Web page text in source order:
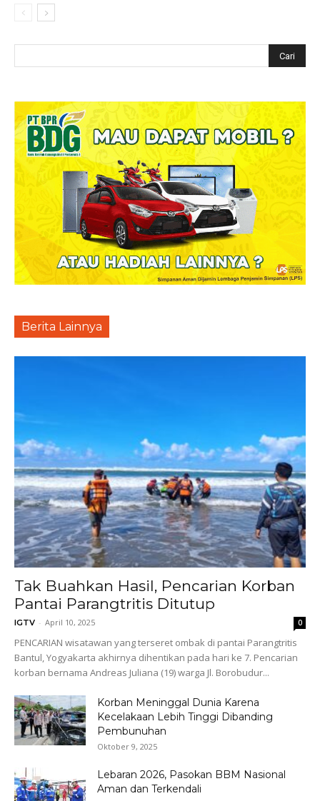
Berita Lainnya
Tak Buahkan Hasil, Pencarian Korban
Pantai Parangtritis Ditutup
IGTV - April 10, 2025 0
PENCARIAN wisatawan yang terseret ombak di pantai Parangtritis
Bantul, Yogyakarta akhirnya dihentikan pada hari ke 7. Pencarian
korban bernama Andreas Juliana (19) warga Jl. Borobudur...
Korban Meninggal Dunia Karena
Kecelakaan Lebih Tinggi Dibanding
Pembunuhan
Oktober 9, 2025
Lebaran 2026, Pasokan BBM Nasional
Aman dan Terkendali